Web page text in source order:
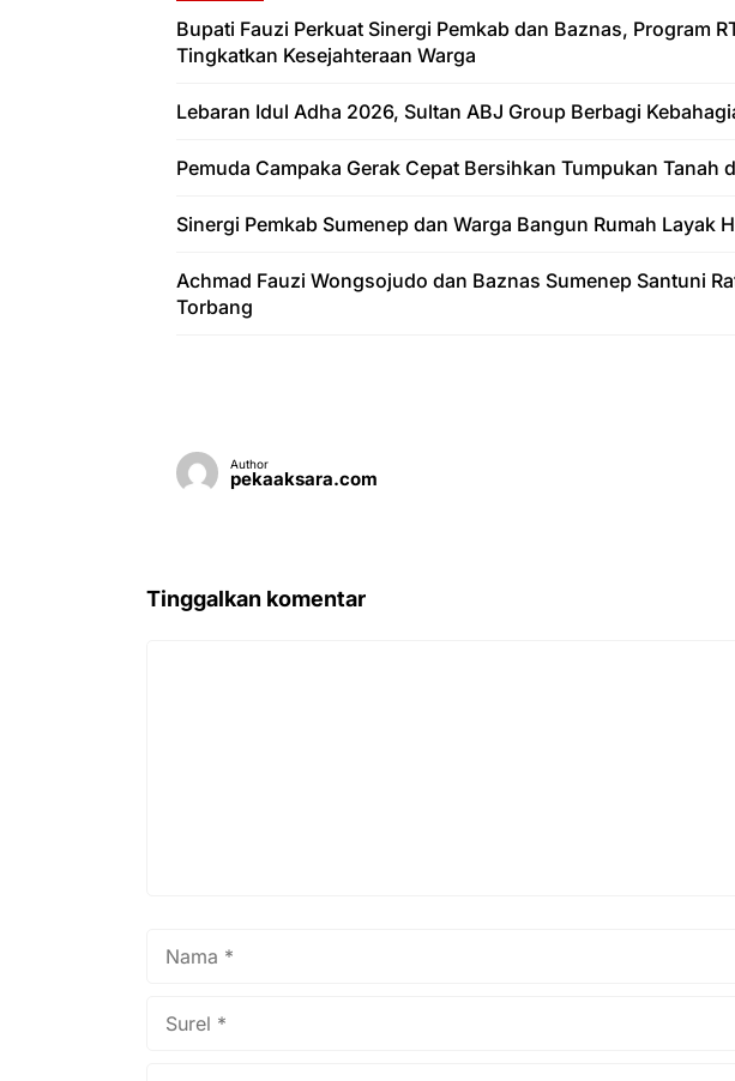
Bupati Fauzi Perkuat Sinergi Pemkab dan Baznas, Program
Tingkatkan Kesejahteraan Warga
Lebaran Idul Adha 2026, Sultan ABJ Group Berbagi
Pemuda Campaka Gerak Cepat Bersihkan Tumpukan Tanah
Sinergi Pemkab Sumenep dan Warga Bangun Rumah Layak
Achmad Fauzi Wongsojudo dan Baznas Sumenep Santuni
Torbang
Author
pekaaksara.com
Tinggalkan komentar